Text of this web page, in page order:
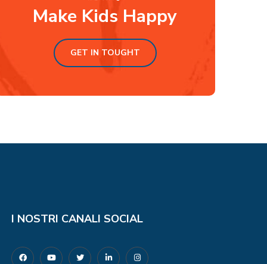
Make Kids Happy
GET IN TOUGHT
I NOSTRI CANALI SOCIAL